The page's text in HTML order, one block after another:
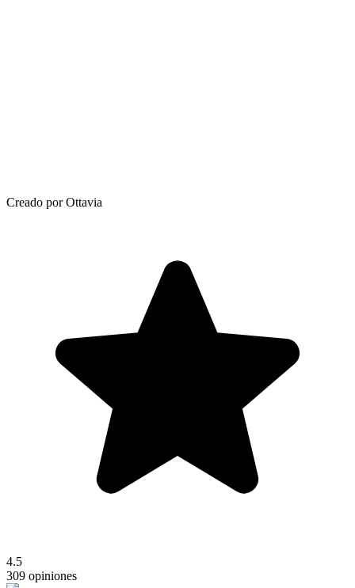
Creado por Ottavia
4.5
309 opiniones